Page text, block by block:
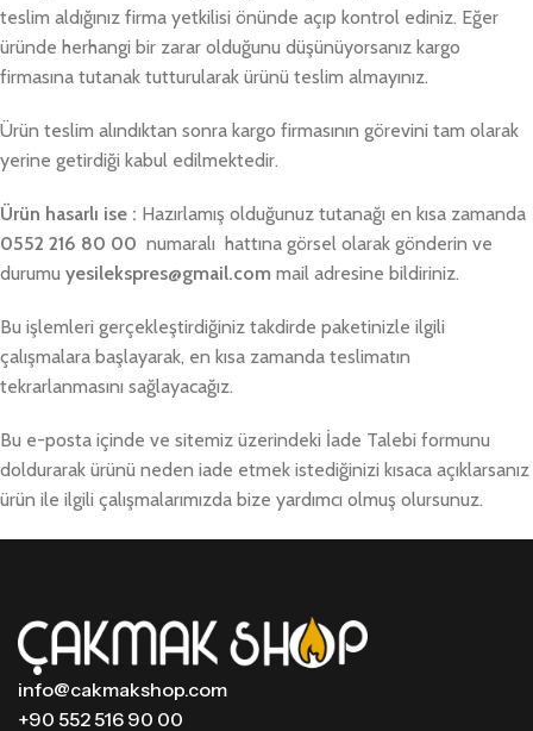
teslim aldığınız firma yetkilisi önünde açıp kontrol ediniz. Eğer
üründe herhangi bir zarar olduğunu düşünüyorsanız kargo
firmasına tutanak tutturularak ürünü teslim almayınız.
Ürün teslim alındıktan sonra kargo firmasının görevini tam olarak
yerine getirdiği kabul edilmektedir.
Ürün hasarlı ise : Hazırlamış olduğunuz tutanağı en kısa zamanda
0552 216 80 00 numaralı hattına görsel olarak gönderin ve
durumu yesilekspres@gmail.com mail adresine bildiriniz.
Bu işlemleri gerçekleştirdiğiniz takdirde paketinizle ilgili
çalışmalara başlayarak, en kısa zamanda teslimatın
tekrarlanmasını sağlayacağız.
Bu e-posta içinde ve sitemiz üzerindeki İade Talebi formunu
doldurarak ürünü neden iade etmek istediğinizi kısaca açıklarsanız
ürün ile ilgili çalışmalarımızda bize yardımcı olmuş olursunuz.
info@cakmakshop.com
+90 552 516 90 00